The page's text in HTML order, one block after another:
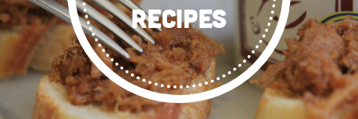
RECIPES